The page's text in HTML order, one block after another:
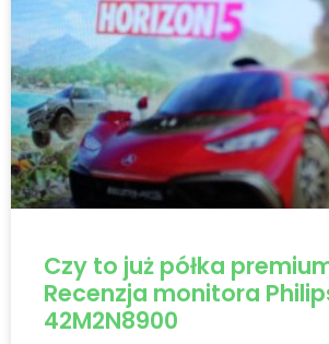
Czy to już półka
Recenzja monitora
42M2N8900